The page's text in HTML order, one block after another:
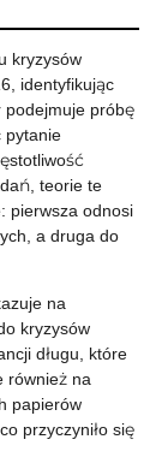
kryzysów
identyfikując
podejmuje próbę
pytanie
teorie te
pierwsza odnosi
a druga do
na
kryzysów
długu, które
również na
papierów
przyczyniło się